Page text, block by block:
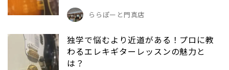
ららぽーと門真店
独学で悩むより近道がある！プロに教
わるエレキギターレッスンの魅力と
は？